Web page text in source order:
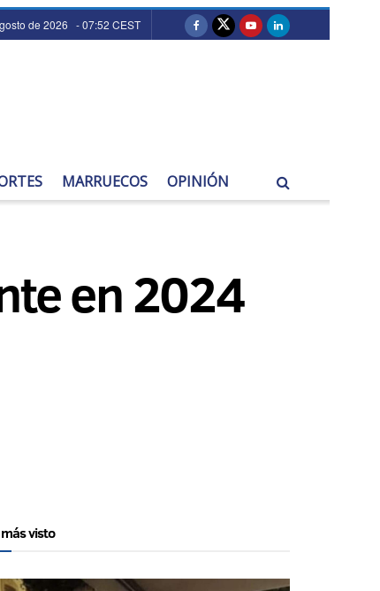
de 2026 - 07:52 CEST
MARRUECOS OPINIÓN
en 2024
visto